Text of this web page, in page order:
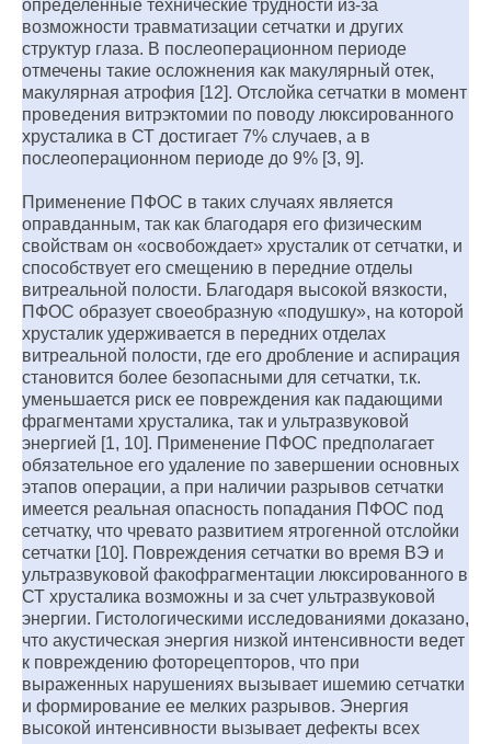
определенные технические трудности из-за
возможности травматизации сетчатки и других
структур глаза. В послеоперационном периоде
отмечены такие осложнения как макулярный отек,
макулярная атрофия [12]. Отслойка сетчатки в момент
проведения витрэктомии по поводу люксированного
хрусталика в СТ достигает 7% случаев, а в
послеоперационном периоде до 9% [3, 9].
Применение ПФОС в таких случаях является
оправданным, так как благодаря его физическим
свойствам он «освобождает» хрусталик от сетчатки, и
способствует его смещению в передние отделы
витреальной полости. Благодаря высокой вязкости,
ПФОС образует своеобразную «подушку», на которой
хрусталик удерживается в передних отделах
витреальной полости, где его дробление и аспирация
становится более безопасными для сетчатки, т.к.
уменьшается риск ее повреждения как падающими
фрагментами хрусталика, так и ультразвуковой
энергией [1, 10]. Применение ПФОС предполагает
обязательное его удаление по завершении основных
этапов операции, а при наличии разрывов сетчатки
имеется реальная опасность попадания ПФОС под
сетчатку, что чревато развитием ятрогенной отслойки
сетчатки [10]. Повреждения сетчатки во время ВЭ и
ультразвуковой факофрагментации люксированного в
СТ хрусталика возможны и за счет ультразвуковой
энергии. Гистологическими исследованиями доказано,
что акустическая энергия низкой интенсивности ведет
к повреждению фоторецепторов, что при
выраженных нарушениях вызывает ишемию сетчатки
и формирование ее мелких разрывов. Энергия
высокой интенсивности вызывает дефекты всех